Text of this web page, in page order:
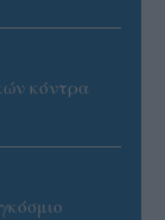
κόντρα